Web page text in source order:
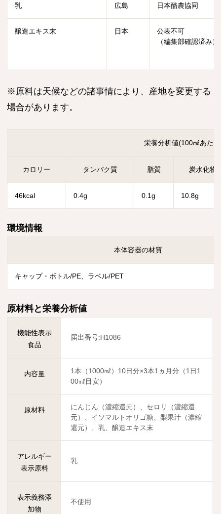
乳 広島 日本酪農協同
醸造エキス末 日本
公表不可
（編集部確認済み）
※原料は天候などの諸事情により、産地を変更する
場合があります。
栄養分析値(100㎖あた
カロリー タンパク質 脂質 炭水化物
46kcal 0.4g 0.1g 10.8g
環境情報
本体容器の材質
キャップ・ボトル/PE、ラベル/PET
原材料と栄養分析値
機能性表示
食品
届出番号:H1086
内容量
1本（1000㎖）10日分×3本1ヵ月分（1日1
00㎖目安）
原材料
にんじん（濃縮還元）、セロリ（濃縮還
元）、イソマルトオリゴ糖、梨果汁（濃縮
還元）、乳、醸造エキス末
アレルギー
表示原料
乳
表示義務添
加物
不使用